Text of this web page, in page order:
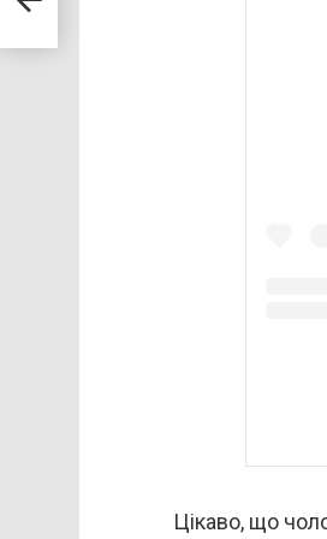
Цікаво, що